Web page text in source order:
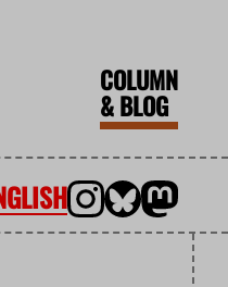
COLUMN
&BLOG